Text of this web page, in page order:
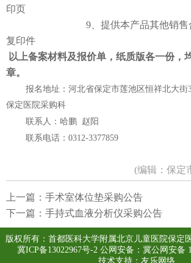
印页
9、提供本产品其他销
复印件
以上备案材料及报价单，纸质版各一份，
章。
报名地址：河北省保定市莲池区恒祥北大街
保定医院采购科
联系人：哈鹏 赵阳
联系电话： 0312-3377859
(编辑：保定
上一篇： 手术室体位垫采购公告
下一篇： 手持式血液分析仪采购公告
版权所有：首都医科大学附属北京儿童医院保定
冀ICP备13022967号-2 公网安备：冀公网安备
技术支持： 友乐网络